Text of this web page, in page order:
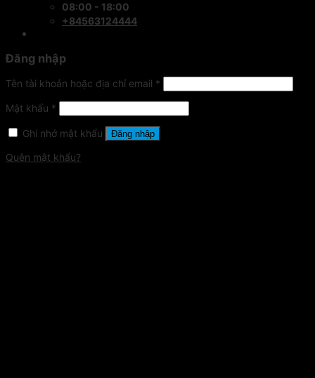
08:00 - 18:00
+84563124444
Đăng nhập
Tên tài khoản hoặc địa chỉ email *
Mật khẩu *
Ghi nhớ mật khẩu Đăng nhập
Quên mật khẩu?